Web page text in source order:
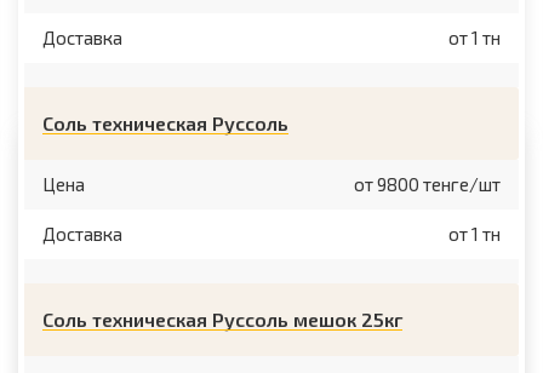
Доставка от 1 тн
Соль техническая Руссоль
Цена от 9800 тенге/шт
Доставка от 1 тн
Соль техническая Руссоль мешок 25кг